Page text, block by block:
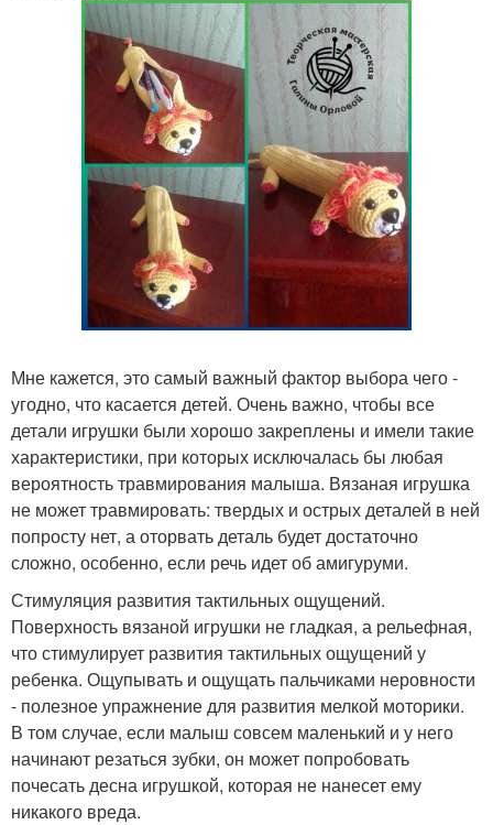
Мне кажется, это самый важный фактор выбора чего -
угодно, что касается детей. Очень важно, чтобы все
детали игрушки были хорошо закреплены и имели такие
характеристики, при которых исключалась бы любая
вероятность травмирования малыша. Вязаная игрушка
не может травмировать: твердых и острых деталей в ней
попросту нет, а оторвать деталь будет достаточно
сложно, особенно, если речь идет об амигуруми.
Стимуляция развития тактильных ощущений.
Поверхность вязаной игрушки не гладкая, а рельефная,
что стимулирует развития тактильных ощущений у
ребенка. Ощупывать и ощущать пальчиками неровности
- полезное упражнение для развития мелкой моторики.
В том случае, если малыш совсем маленький и у него
начинают резаться зубки, он может попробовать
почесать десна игрушкой, которая не нанесет ему
никакого вреда.